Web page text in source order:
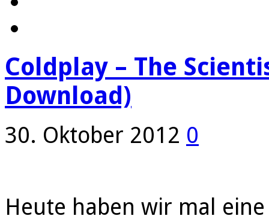
Coldplay – The
Download)
30. Oktober 2012 0
Heute haben wir mal